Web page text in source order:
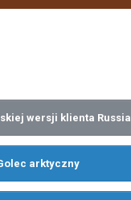
wersji klienta
arktyczny